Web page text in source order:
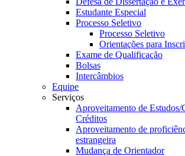
Estudante Especial
Processo Seletivo
Processo Seletivo
Orientações para
Exame de Qualificação
Bolsas
Intercâmbios
Equipe
Serviços
Aproveitamento de Estudos/
Créditos
Aproveitamento de
estrangeira
Mudança de Orientador